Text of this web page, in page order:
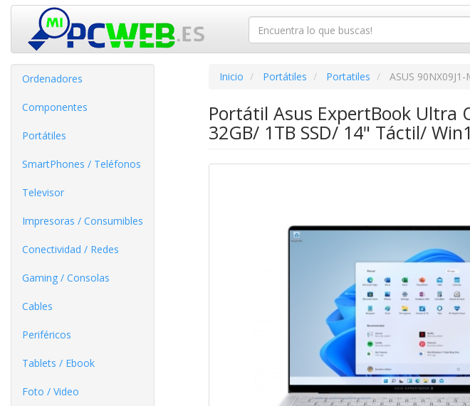
Ordenadores
Componentes
Portátiles
SmartPhones / Teléfonos
Televisor
Impresoras / Consumibles
Conectividad / Redes
Gaming / Consolas
Cables
Periféricos
Tablets / Ebook
Foto / Video
Inicio Portátiles Portatiles ASUS
Portátil Asus ExpertBook Ultra
32GB/ 1TB SSD/ 14" Táctil/